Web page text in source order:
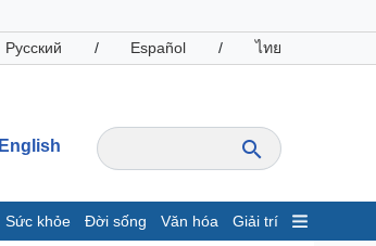
Русский / Español / ไทย
English
Sức khỏe Đời sống Văn hóa Giải trí